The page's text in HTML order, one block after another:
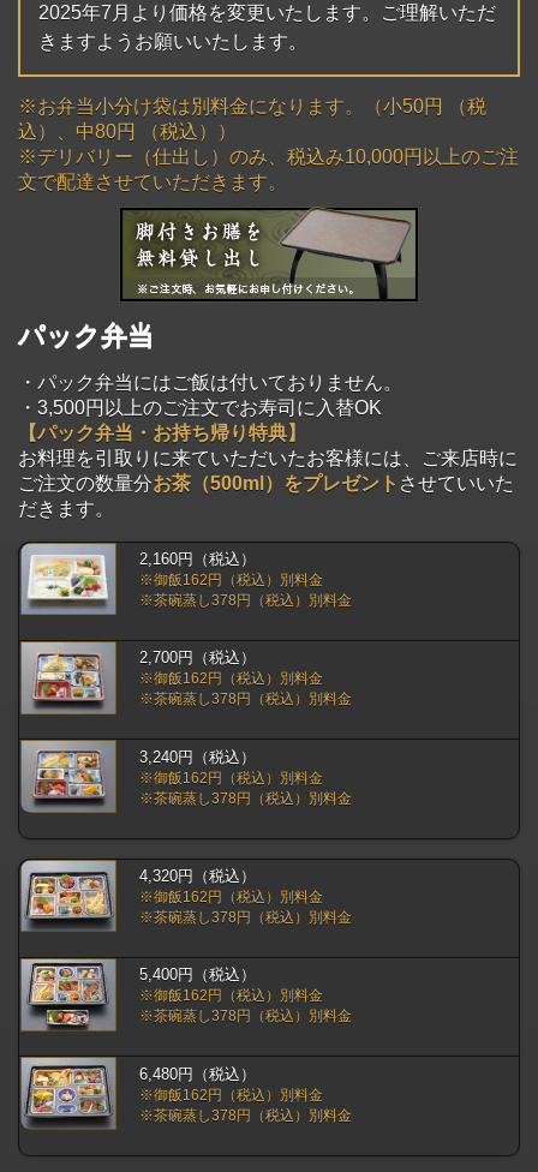
2025年7月より価格を変更いたします。ご理解いただ
きますようお願いいたします。
※お弁当小分け袋は別料金になります。（小50円 （税
込）、中80円 （税込））
※デリバリー（仕出し）のみ、税込み10,000円以上のご注
文で配達させていただきます。
パック弁当
・パック弁当にはご飯は付いておりません。
・3,500円以上のご注文でお寿司に入替OK
【パック弁当・お持ち帰り特典】
お料理を引取りに来ていただいたお客様には、ご来店時に
ご注文の数量分お茶（500ml）をプレゼント させていいた
だきます。
2,160円（税込）
※御飯162円（税込）別料金
※茶碗蒸し378円（税込）別料金
2,700円（税込）
※御飯162円（税込）別料金
※茶碗蒸し378円（税込）別料金
3,240円（税込）
※御飯162円（税込）別料金
※茶碗蒸し378円（税込）別料金
4,320円（税込）
※御飯162円（税込）別料金
※茶碗蒸し378円（税込）別料金
5,400円（税込）
※御飯162円（税込）別料金
※茶碗蒸し378円（税込）別料金
6,480円（税込）
※御飯162円（税込）別料金
※茶碗蒸し378円（税込）別料金